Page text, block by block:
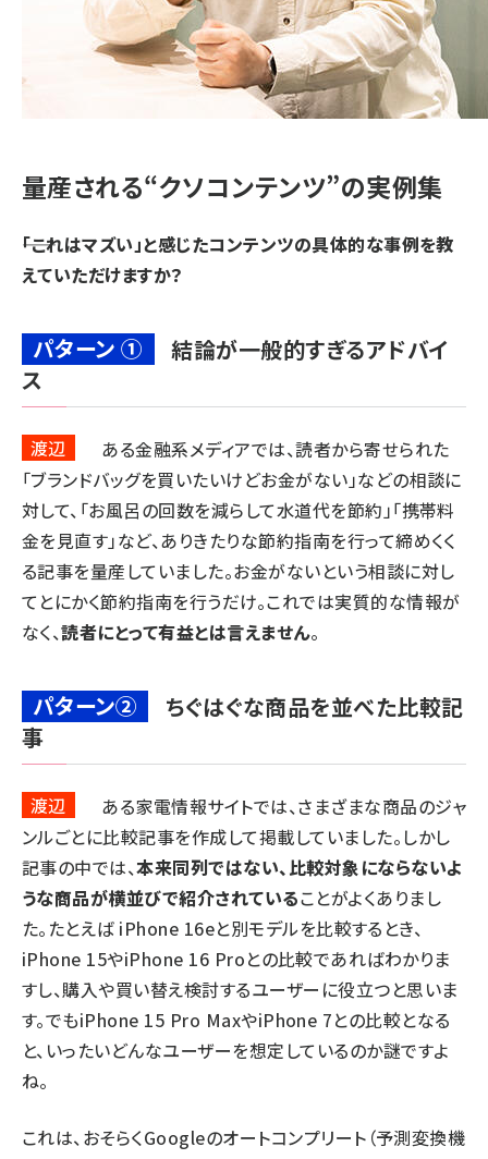
量産される“クソコンテンツ”の実例集
――「これはマズい」と感じたコンテンツの具体的な事例を教
えていただけますか？
パターン ①
結論が一般的すぎるアドバイ
ス
渡辺
ある金融系メディアでは、読者から寄せられた
「ブランドバッグを買いたいけどお金がない」などの相談に
対して、「お風呂の回数を減らして水道代を節約」「携帯料
金を見直す」など、ありきたりな節約指南を行って締めくく
る記事を量産していました。お金がないという相談に対し
てとにかく節約指南を行うだけ。これでは実質的な情報が
なく、読者にとって有益とは言えません。
パターン②
ちぐはぐな商品を並べた比較記
事
渡辺
ある家電情報サイトでは、さまざまな商品のジャ
ンルごとに比較記事を作成して掲載していました。しかし
記事の中では、本来同列ではない、比較対象にならないよ
うな商品が横並びで紹介されていることがよくありまし
た。たとえば iPhone 16eと別モデルを比較するとき、
iPhone 15やiPhone 16 Proとの比較であればわかりま
すし、購入や買い替え検討するユーザーに役立つと思いま
す。でもiPhone 15 Pro MaxやiPhone 7との比較となる
と、いったいどんなユーザーを想定しているのか謎ですよ
ね。
これは、おそらくGoogleのオートコンプリート（予測変換機